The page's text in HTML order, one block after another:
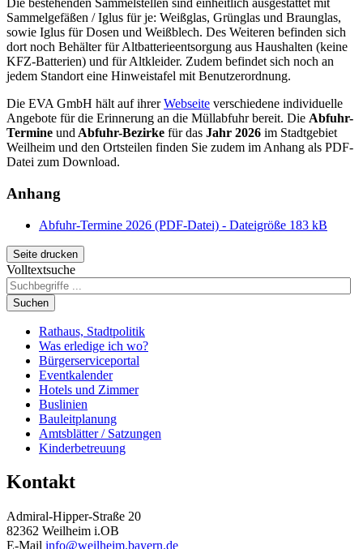
Die bestehenden Sammelstellen sind einheitlich ausgestattet mit
Sammelgefäßen / Iglus für je: Weißglas, Grünglas und Braunglas,
sowie Iglus für Dosen und Weißblech. Des Weiteren befinden sich
dort noch Behälter für Altbatterieentsorgung aus Haushalten (keine
KFZ-Batterien) und für Altkleider. Zudem befindet sich noch an
jedem Standort eine Hinweistafel mit Benutzerordnung.
Die EVA GmbH hält auf ihrerWebseite verschiedene individuelle
Angebote für die Erinnerung an die Müllabfuhr bereit. Die Abfuhr-
Termine und Abfuhr-Bezirke für das Jahr 2026 im Stadtgebiet
Weilheim und den Ortsteilen finden Sie zudem im Anhang als PDF-
Datei zum Download.
Anhang
Abfuhr-Termine 2026 (PDF-Datei) - Dateigröße 183 kB
Seite drucken
Volltextsuche
Suchen
Rathaus, Stadtpolitik
Was erledige ich wo?
Bürgerserviceportal
Eventkalender
Hotels und Zimmer
Buslinien
Bauleitplanung
Amtsblätter / Satzungen
Kinderbetreuung
Kontakt
Admiral-Hipper-Straße 20
82362 Weilheim i.OB
E-Mail info@weilheim.bayern.de